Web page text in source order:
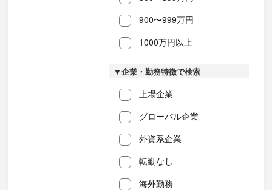
900〜999万円
1000万円以上
▼企業・勤務特徴で検索
上場企業
グローバル企業
外資系企業
転勤なし
海外勤務